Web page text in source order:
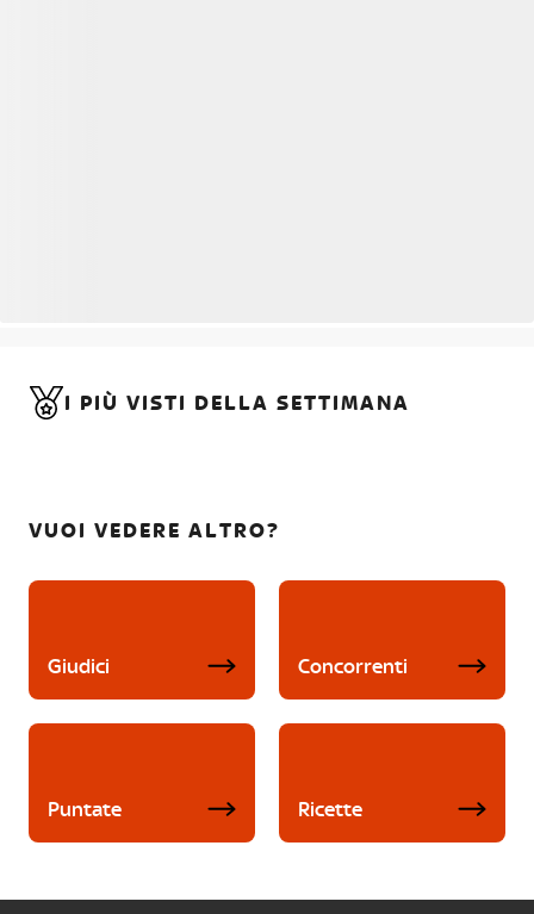
I PIÙ VISTI DELLA SETTIMANA
VUOI VEDERE ALTRO?
Giudici Concorrenti
Puntate Ricette